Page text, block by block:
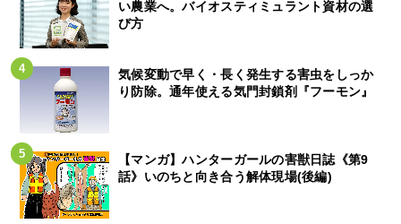
い農業へ。バイオスティミュラント資材の選
び方
気候変動で早く・長く発生する害虫をしっか
り防除。通年使える気門封鎖剤『フーモン』
【マンガ】ハンターガールの害獣日誌《第9
話》いのちと向き合う解体現場(後編)